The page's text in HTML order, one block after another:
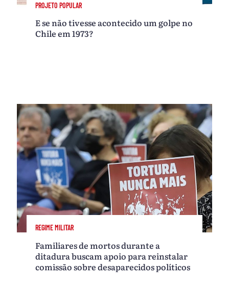
PROJETO POPULAR
E se não tivesse acontecido um golpe no
Chile em 1973?
REGIME MILITAR
Familiares de mortos durante a
ditadura buscam apoio para reinstalar
comissão sobre desaparecidos políticos